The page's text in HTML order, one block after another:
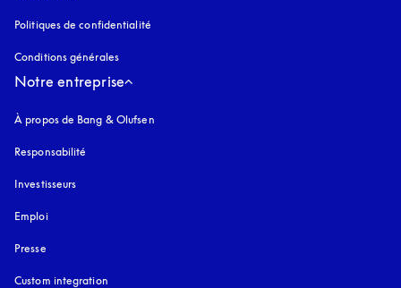
Politiques de confidentialité
Conditions générales
Notre entreprise
À propos de Bang & Olufsen
Responsabilité
Investisseurs
Emploi
Presse
Custom integration